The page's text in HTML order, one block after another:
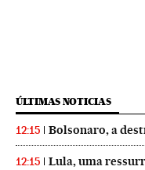
ÚLTIMAS NOTICIAS
12:15 Bolsonaro, a
12:15 Lula, uma